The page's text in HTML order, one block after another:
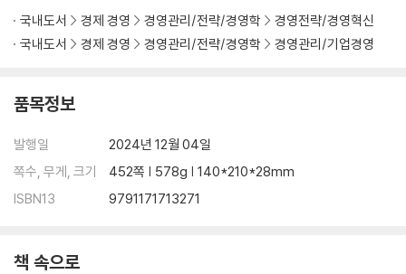
국내도서 경제 경영 경영관리/전략/경영학
경영전략/경영혁신
국내도서
경제 경영 경영관리/전략/경영학 경영관리/기업경영
품목정보
발행일
2024년 12월 04일
쪽수, 무게, 크기
452쪽 | 578g | 140*210*28mm
ISBN13
9791171713271
책 속으로